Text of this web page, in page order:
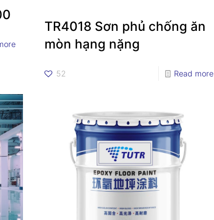
TR4018 Sơn phủ chống ăn
mòn hạng nặng
52 Read more